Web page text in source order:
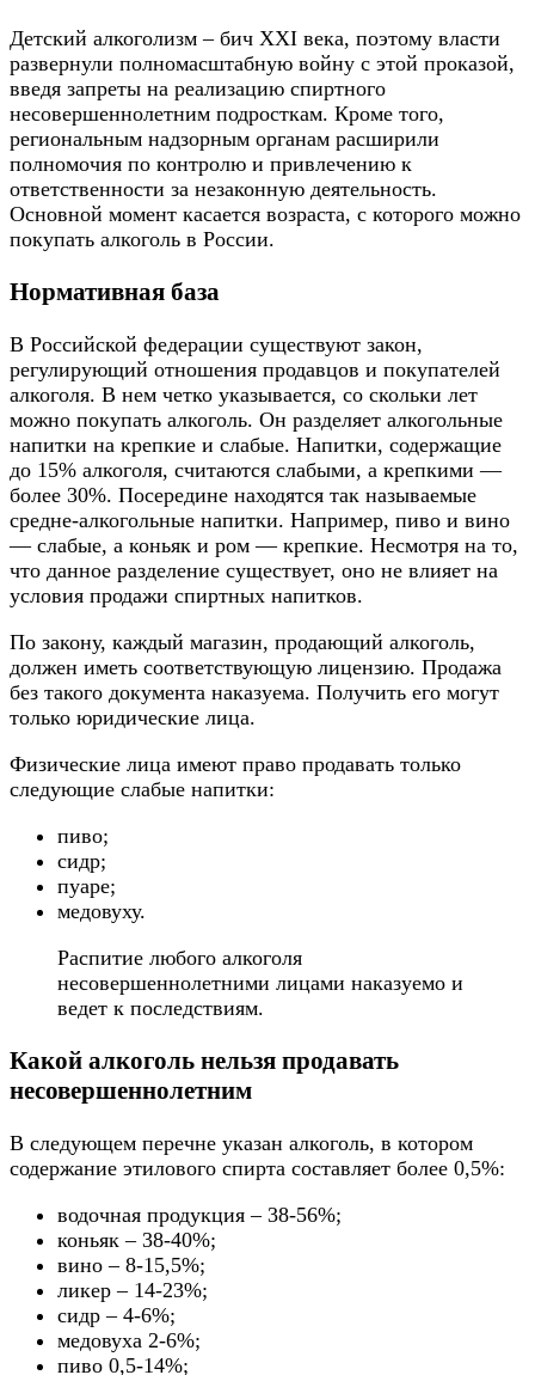
Детский алкоголизм – бич XXI века, поэтому власти
развернули полномасштабную войну с этой проказой,
введя запреты на реализацию спиртного
несовершеннолетним подросткам. Кроме того,
региональным надзорным органам расширили
полномочия по контролю и привлечению к
ответственности за незаконную деятельность.
Основной момент касается возраста, с которого можно
покупать алкоголь в России.
Нормативная база
В Российской федерации существуют закон,
регулирующий отношения продавцов и покупателей
алкоголя. В нем четко указывается, со скольки лет
можно покупать алкоголь. Он разделяет алкогольные
напитки на крепкие и слабые. Напитки, содержащие
до 15% алкоголя, считаются слабыми, а крепкими —
более 30%. Посередине находятся так называемые
средне-алкогольные напитки. Например, пиво и вино
— слабые, а коньяк и ром — крепкие. Несмотря на то,
что данное разделение существует, оно не влияет на
условия продажи спиртных напитков.
По закону, каждый магазин, продающий алкоголь,
должен иметь соответствующую лицензию. Продажа
без такого документа наказуема. Получить его могут
только юридические лица.
Физические лица имеют право продавать только
следующие слабые напитки:
пиво;
сидр;
пуаре;
медовуху.
Распитие любого алкоголя
несовершеннолетними лицами наказуемо и
ведет к последствиям.
Какой алкоголь нельзя продавать
несовершеннолетним
В следующем перечне указан алкоголь, в котором
содержание этилового спирта составляет более 0,5%:
водочная продукция – 38-56%;
коньяк – 38-40%;
вино – 8-15,5%;
ликер – 14-23%;
сидр – 4-6%;
медовуха 2-6%;
пиво 0,5-14%;